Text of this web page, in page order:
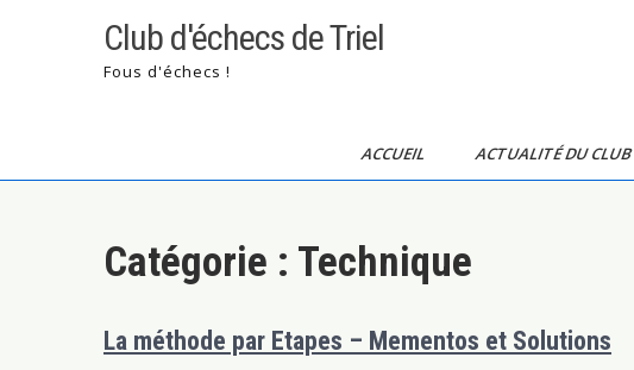
Club d'échecs de Triel
Fous d'échecs !
ACCUEIL ACTUALITÉ DU CLUB
Catégorie : Technique
La méthode par Etapes – Mementos et Solutions